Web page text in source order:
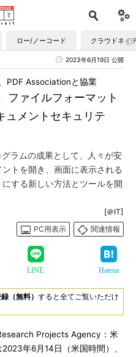
ロー/ノーコード クラウドネイ
2023年6月19日 公開
ファイルフォーマット
ュメントセキュリテ
PDF Associationと協業
ラムの成果として、人々が安
トを開き、画面に表示される
する新しい方法とツールを開
[＠IT]
PC用表示
関連情報
LINE Hatena
（無料） すると全てご覧いただけ
Projects Agency：米
年6月14日（米国時間）、